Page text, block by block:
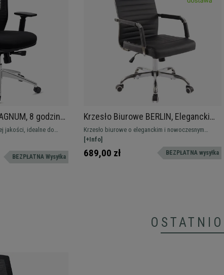
8 godzin
Czarne
jakości, idealne do
eleganckie
z ekstremalną
BEZPŁATNA Wysyłka
Krzesło Biurowe BERLIN, Elegancki
Design, Bardzo Wygodne, Skórzane,
Czarne
Krzesło biurowe o eleganckim i nowoczesnym
designie, przyciąga wzrok i łączy komfort z
materiałami najwyższej jakości.
[+Info]
689,00 zł BEZPŁATNA wysyłka
OSTATNIO